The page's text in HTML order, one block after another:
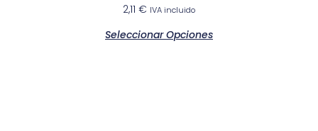
2,11 € IVA incluido
Seleccionar Opciones